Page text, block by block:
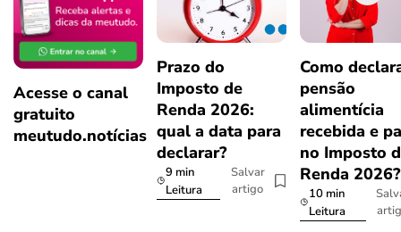
Acesse o canal
gratuito
meutudo.notícias
Prazo do
Imposto de
Renda 2026:
qual a data para
declarar?
9 min
Leitura
Salvar
artigo
Como
pensão
alimentícia
recebida e
no Imposto
Renda
10 min
Leitura